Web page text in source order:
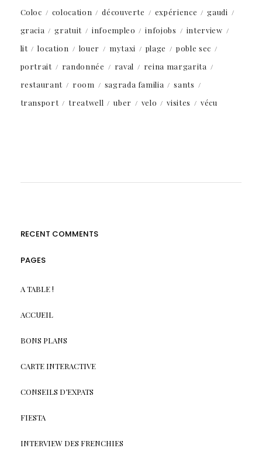
Coloc
colocation découverte expérience
gaudi
gracia
gratuit infoempleo infojobs
interview
lit
location louer mytaxi plage
poble sec
portrait
randonnée raval
reina margarita
restaurant
room sagrada familia
sants
transport
treatwell uber velo visites vécu
RECENT COMMENTS
PAGES
A TABLE !
ACCUEIL
BONS PLANS
CARTE INTERACTIVE
CONSEILS D’EXPATS
FIESTA
INTERVIEW DES FRENCHIES